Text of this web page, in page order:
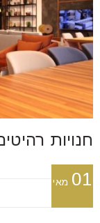
חנויות
01 מאי